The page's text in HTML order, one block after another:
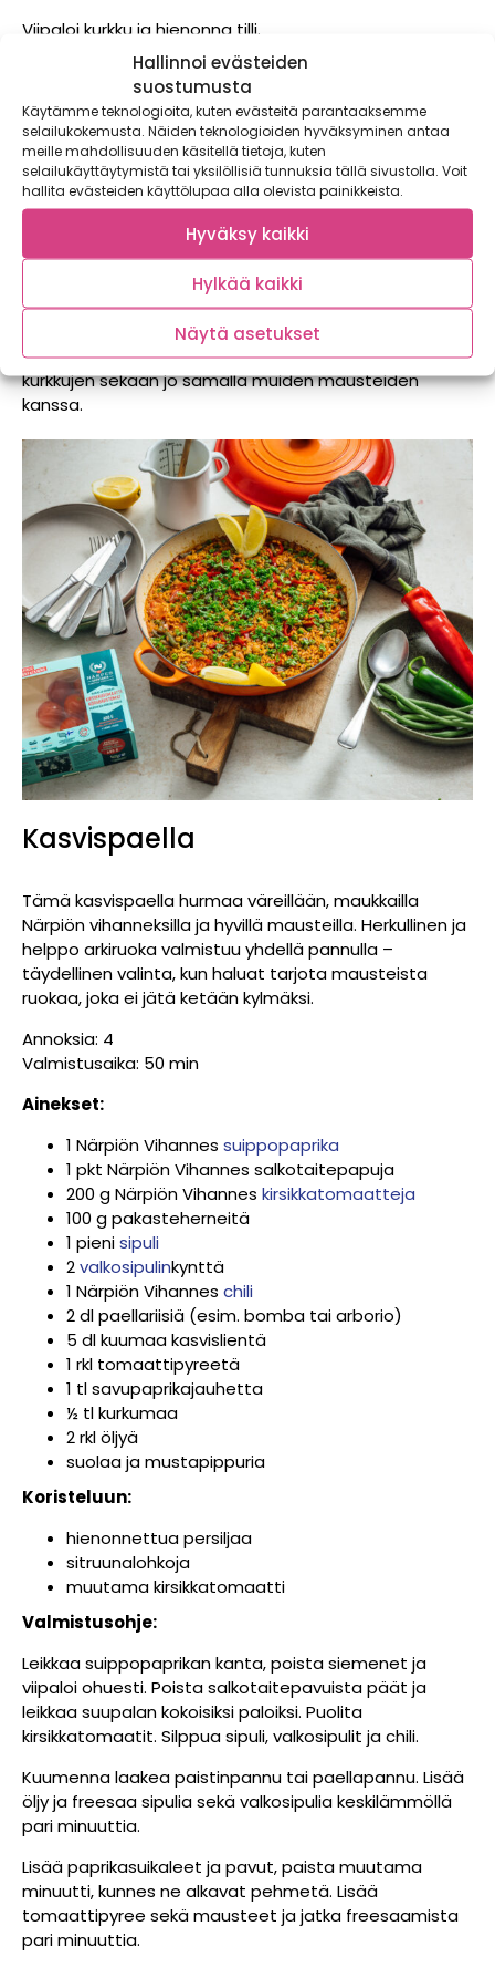
Hallinnoi evästeiden
suostumusta
Käytämme teknologioita, kuten evästeitä parantaaksemme
selailukokemusta. Näiden teknologioiden hyväksyminen antaa
meille mahdollisuuden käsitellä tietoja, kuten
selailukäyttäytymistä tai yksilöllisiä tunnuksia tällä sivustolla. Voit
hallita evästeiden käyttölupaa alla olevista painikkeista.
Hyväksy kaikki
Hylkää kaikki
Näytä asetukset
Viipaloi kurkku ja hienonna tilli.
Aseta kerroksittain kulhoon kurkkuviipaleet, tilli, sokeri,
suola ja aniksensiemenet. Peitä kulho lautasella ja
ravista kurkkuja voimakkaasti muutama minuutti, jotta
ne mehustuvat.
Lisää etikka, hölskyttele vielä hetki ja anna maustua
kylmässä ainakin pari tuntia.
Hienonna chili ja lisää se kylmässä maustuneiden
Tarjoile lisukkeena tai leivän päällä.
Vinkki:Jos haluat tulisempia kurkkuja, lisää chili
kurkkujen sekaan jo samalla muiden mausteiden
kanssa.
Kasvispaella
Tämä kasvispaella hurmaa väreillään, maukkailla
Närpiön vihanneksilla ja hyvillä mausteilla. Herkullinen ja
helppo arkiruoka valmistuu yhdellä pannulla –
täydellinen valinta, kun haluat tarjota mausteista
ruokaa, joka ei jätä ketään kylmäksi.
Annoksia: 4
Valmistusaika: 50 min
Ainekset:
1 Närpiön Vihannes suippopaprika
1 pkt Närpiön Vihannes salkotaitepapuja
200 g Närpiön Vihannes kirsikkatomaatteja
100 g pakasteherneitä
1 pienisipuli
2valkosipulinkynttä
1 Närpiön Vihannes chili
2 dl paellariisiä (esim. bomba tai arborio)
5 dl kuumaa kasvislientä
1 rkl tomaattipyreetä
1 tl savupaprikajauhetta
½ tl kurkumaa
2 rkl öljyä
suolaa ja mustapippuria
Koristeluun:
hienonnettua persiljaa
sitruunalohkoja
muutama kirsikkatomaatti
Valmistusohje:
Leikkaa suippopaprikan kanta, poista siemenet ja
viipaloi ohuesti. Poista salkotaitepavuista päät ja
leikkaa suupalan kokoisiksi paloiksi. Puolita
kirsikkatomaatit. Silppua sipuli, valkosipulit ja chili.
Kuumenna laakea paistinpannu tai paellapannu. Lisää
öljy ja freesaa sipulia sekä valkosipulia keskilämmöllä
pari minuuttia.
Lisää paprikasuikaleet ja pavut, paista muutama
minuutti, kunnes ne alkavat pehmetä. Lisää
tomaattipyree sekä mausteet ja jatka freesaamista
pari minuuttia.